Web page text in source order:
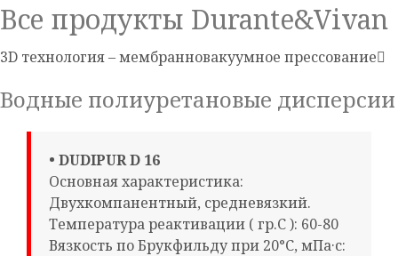
Все продукты Durante&Vivan
3D технология – мембранновакуумное прессование
Водные полиуретановые дисперсии
• DUDIPUR D 16
Основная характеристика:
Двухкомпанентный, средневязкий.
Температура реактивации ( гр.С ): 60-80
Вязкость по Брукфильду при 20°С, мПа·с: